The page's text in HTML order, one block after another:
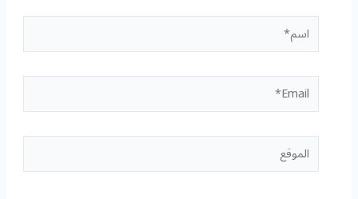
Email*
الموقع